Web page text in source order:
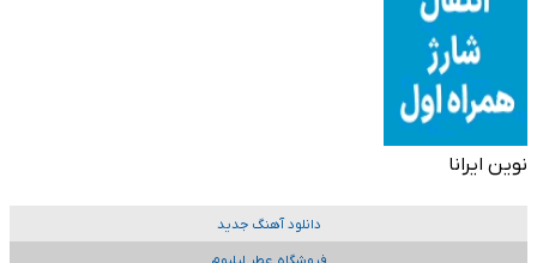
نوین ایرانا
دانلود آهنگ جدید